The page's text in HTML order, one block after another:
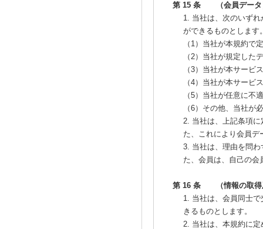
第 15 条 （会員データ
1. 当社は、次のいず
ができるものとします
（1）当社が本規約で
（2）当社が規定した
（3）当社が本サービ
（4）当社が本サービ
（5）当社が任意に不
（6）その他、当社が
2. 当社は、上記条項
た、これにより会員デ
3. 当社は、理由を問
た、会員は、自己の
第 16 条 （情報の取得
1. 当社は、会員同士
きるものとします。
2. 当社は、本規約に